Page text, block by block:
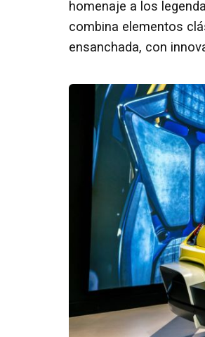
homenaje a los
combina elementos
ensanchada, con